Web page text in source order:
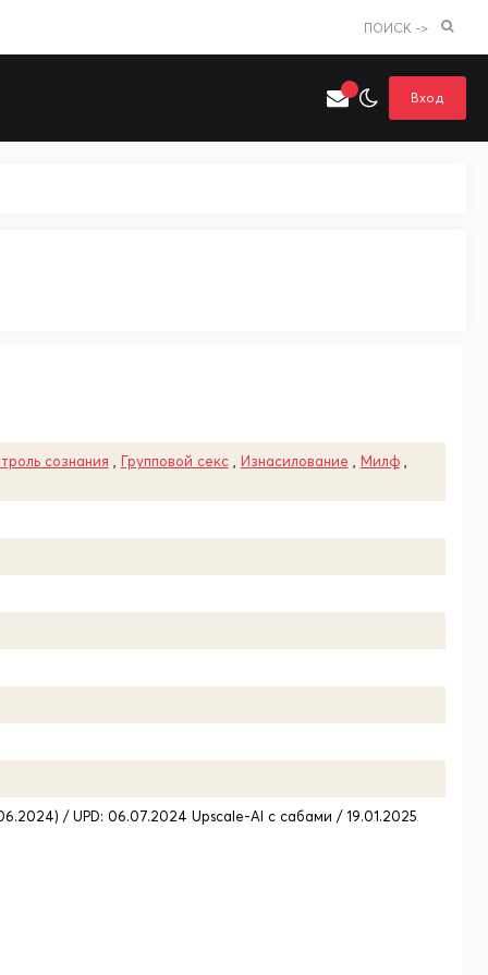
ПОИСК ->
Вход
сознания Групповой секс, Изнасилование Милф,
/ UPD: 06.07.2024 Upscale-AI с сабами / 19.01.2025